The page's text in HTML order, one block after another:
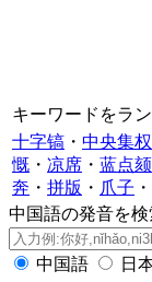
キーワードをラ
十字镐 ・ 中央集权
慨 ・ 凉席 ・ 蓝点颏
奔 ・ 拼版 ・ 爪子 ・
中国語の発音を検
中国語 日